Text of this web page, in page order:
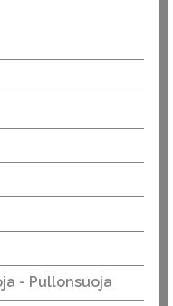
- Pullonsuoja